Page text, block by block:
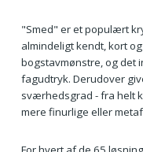
"Smed" er et populært
almindeligt kendt, kort
bogstavmønstre, og det
fagudtryk. Derudover
sværhedsgrad - fra helt
mere finurlige eller